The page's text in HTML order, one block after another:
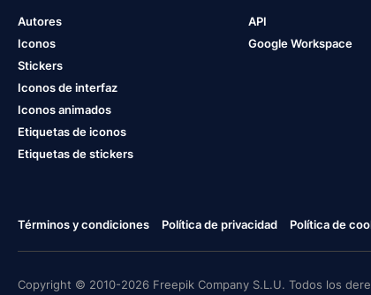
Autores
Iconos
Stickers
Iconos de interfaz
Iconos animados
Etiquetas de iconos
Etiquetas de stickers
API
Google Workspace
Términos y condiciones Política de privacidad Política de
Copyright © 2010-2026 Freepik Company S.L.U. Todos los